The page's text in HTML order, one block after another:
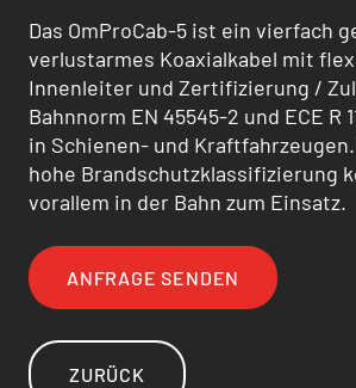
Das OmProCab-5 ist ein vierfach
verlustarmes Koaxialkabel mit
Innenleiter und Zertifizierung /
Bahnnorm EN 45545-2 und ECE R
in Schienen- und
hohe Brandschutzklassifizierung
vorallem in der Bahn zum Einsatz.
ANFRAGE SENDEN
ZURÜCK